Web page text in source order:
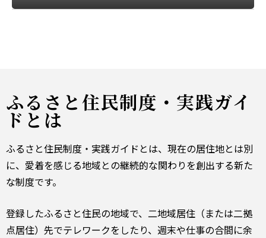
ふるさと住民制度・実践ガイ
ドとは
ふるさと住民制度・実践ガイドとは、現在の居住地とは別
に、愛着を感じる地域との継続的な関わりを創出する新た
な制度です。
登録したふるさと住民の地域で、二地域居住（または二拠
点居住）先でテレワークをしたり、週末や仕事の合間に余